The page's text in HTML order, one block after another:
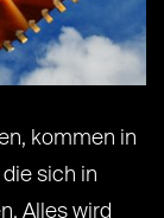
kommen in
sich in
Alles wird